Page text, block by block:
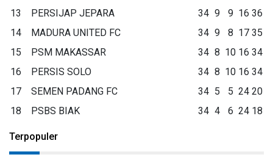
13
PERSIJAP JEPARA 34 9 9 16 36
14
MADURA UNITED FC 34 9 8 17 35
15
PSM MAKASSAR 34 8 10 16 34
16
PERSIS SOLO 34 8 10 16 34
17
SEMEN PADANG FC 34 5 5 24 20
18
PSBS BIAK 34 4 6 24 18
Terpopuler